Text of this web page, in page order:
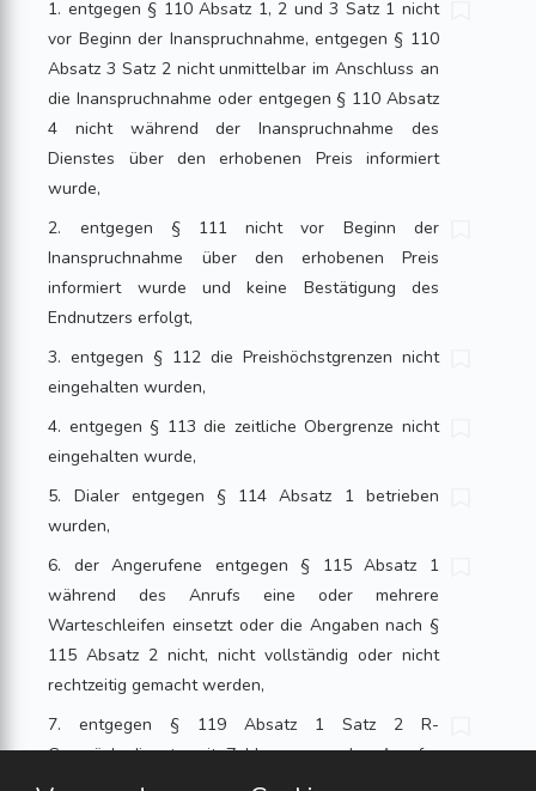
1. entgegen § 110 Absatz 1, 2 und 3 Satz 1 nicht
vor Beginn der Inanspruchnahme, entgegen § 110
Absatz 3 Satz 2 nicht unmittelbar im Anschluss an
die Inanspruchnahme oder entgegen § 110 Absatz
4 nicht während der Inanspruchnahme des
Dienstes über den erhobenen Preis informiert
wurde,
2. entgegen § 111 nicht vor Beginn der
Inanspruchnahme über den erhobenen Preis
informiert wurde und keine Bestätigung des
Endnutzers erfolgt,
3. entgegen § 112 die Preishöchstgrenzen nicht
eingehalten wurden,
4. entgegen § 113 die zeitliche Obergrenze nicht
eingehalten wurde,
5. Dialer entgegen § 114 Absatz 1 betrieben
wurden,
6. der Angerufene entgegen § 115 Absatz 1
während des Anrufs eine oder mehrere
Warteschleifen einsetzt oder die Angaben nach §
115 Absatz 2 nicht, nicht vollständig oder nicht
rechtzeitig gemacht werden,
7. entgegen § 119 Absatz 1 Satz 2 R-
Gesprächsdienste mit Zahlungen an den Anrufer
angeboten werden,